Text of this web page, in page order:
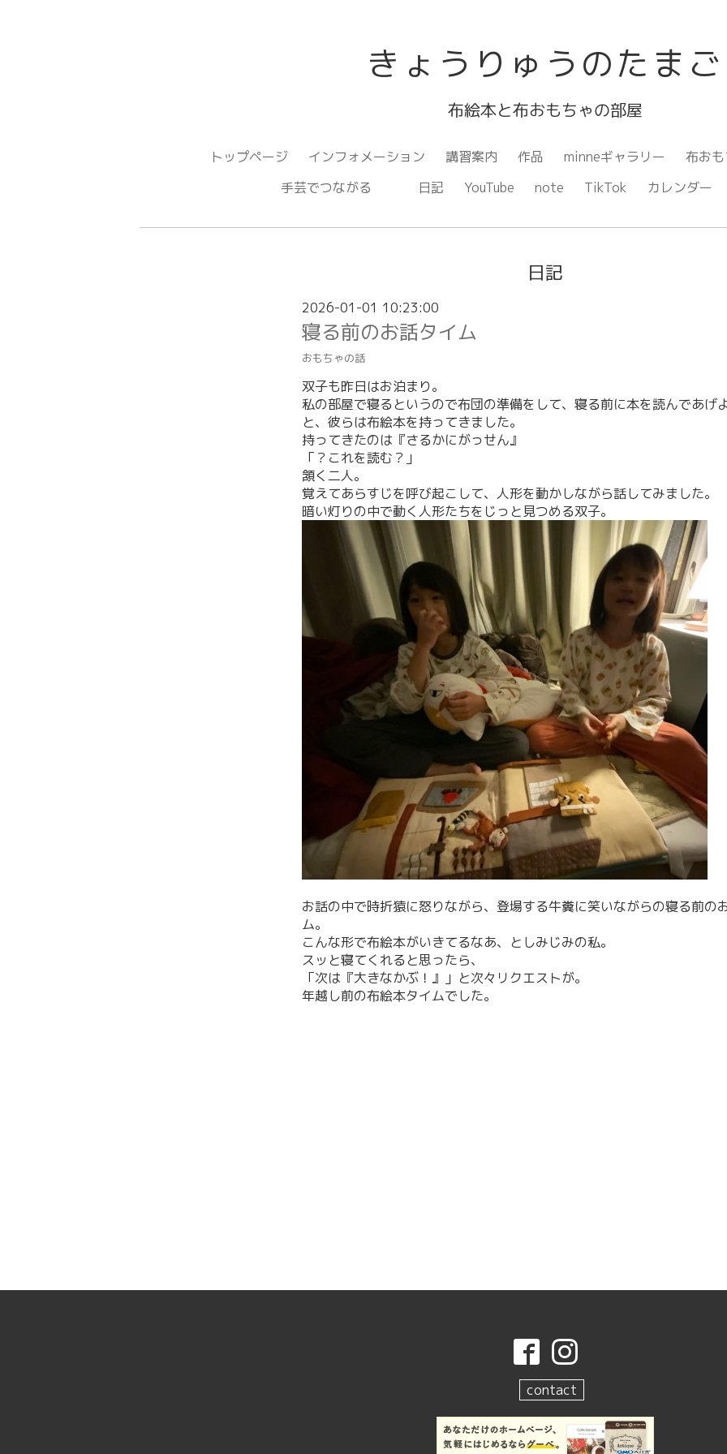
きょうりゅうのたまご
布絵本と布おもちゃの部屋
トップページ インフォメーション 講習案内 作品 minneギャラリー
布お
手芸でつながる
日記 YouTube note TikTok カレンダー
日記
2026-01-01 10:23:00
寝る前のお話タイム
おもちゃの話
双子も昨日はお泊まり。
私の部屋で寝るというので布団の準備をして、寝る前に本を読んであげ
と、彼らは布絵本を持ってきました。
持ってきたのは『さるかにがっせん』
「？これを読む？」
頷く二人。
覚えてあらすじを呼び起こして、人形を動かしながら話してみました。
暗い灯りの中で動く人形たちをじっと見つめる双子。
お話の中で時折猿に怒りながら、登場する牛糞に笑いながらの寝る前の
ム。
こんな形で布絵本がいきてるなあ、としみじみの私。
スッと寝てくれると思ったら、
「次は『大きなかぶ！』」と次々リクエストが。
年越し前の布絵本タイムでした。
contact